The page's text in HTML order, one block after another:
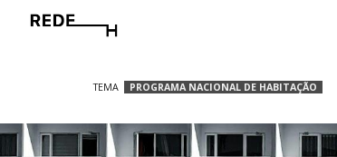
TEMA PROGRAMA NACIONAL DE HABITAÇÃO